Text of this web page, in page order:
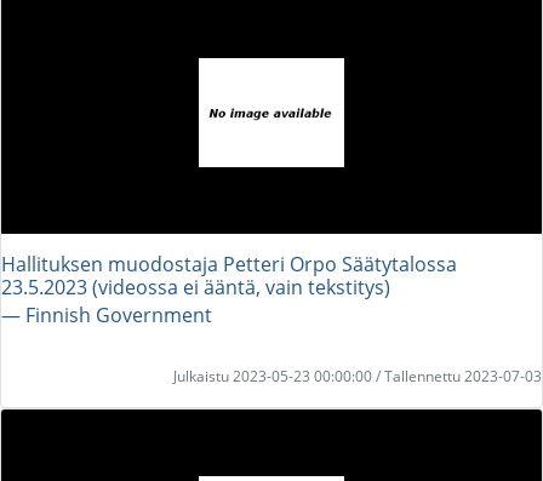
Hallituksen muodostaja Petteri Orpo Säätytalossa
23.5.2023 (videossa ei ääntä, vain tekstitys)
― Finnish Government
Julkaistu 2023-05-23 00:00:00 / Tallennettu 2023-07-03